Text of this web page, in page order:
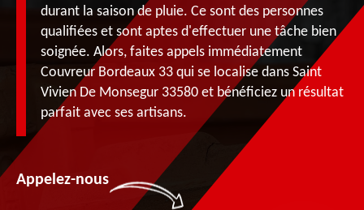
durant la saison de pluie. Ce sont des personnes
qualifiées et sont aptes d'effectuer une tâche bien
soignée. Alors, faites appels immédiatement
Couvreur Bordeaux 33 qui se localise dans Saint
Vivien De Monsegur 33580 et bénéficiez un résultat
parfait avec ses artisans.
Appelez-nous